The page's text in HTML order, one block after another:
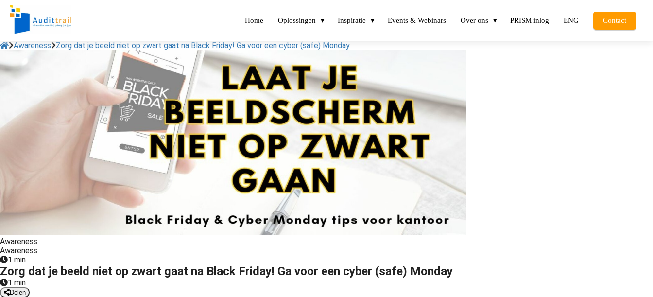
Home Oplossingen Inspiratie Events & Webinars Over ons PRISM inlog ENG Contact
Awareness Zorg dat je beeld niet op zwart gaat na Black Friday! Ga voor een cyber (safe) Monday
Awareness
Awareness
1 min
Zorg dat je beeld niet op zwart gaat na Black Friday! Ga voor een cyber (safe) Monday
1 min
Delen